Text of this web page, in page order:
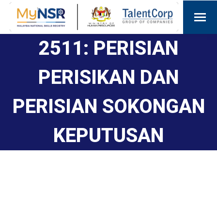
2511: PERISIAN
PERISIKAN DAN
PERISIAN SOKONGAN
KEPUTUSAN